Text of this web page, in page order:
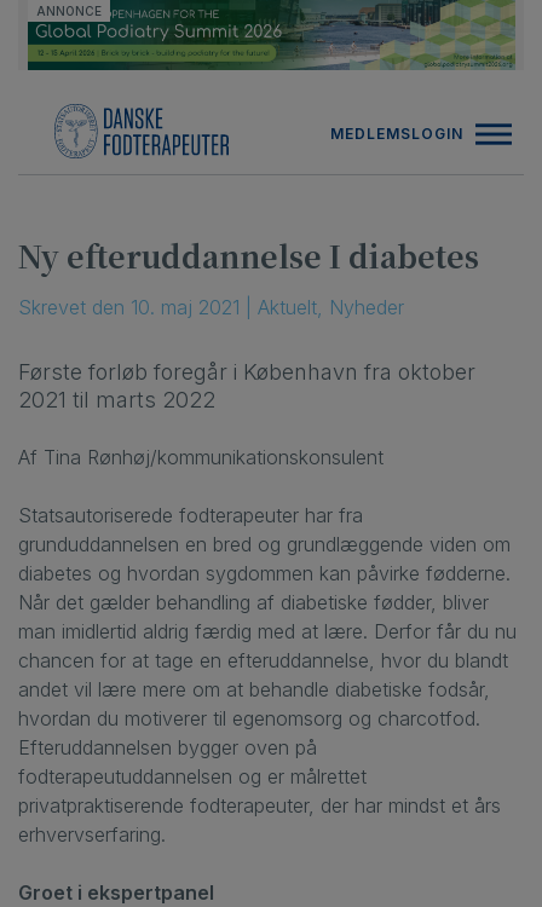
Hop
til
indholdet
ANNONCE
MEDLEMSLOGIN
Ny efteruddannelse I diabetes
Skrevet den 10. maj 2021 Aktuelt, Nyheder
Første forløb foregår i København fra oktober
2021 til marts 2022
Af Tina Rønhøj/kommunikationskonsulent
Statsautoriserede fodterapeuter har fra
grunduddannelsen en bred og grundlæggende viden om
diabetes og hvordan sygdommen kan påvirke fødderne.
Når det gælder behandling af diabetiske fødder, bliver
man imidlertid aldrig færdig med at lære. Derfor får du nu
chancen for at tage en efteruddannelse, hvor du blandt
andet vil lære mere om at behandle diabetiske fodsår,
hvordan du motiverer til egenomsorg og charcotfod.
Efteruddannelsen bygger oven på
fodterapeutuddannelsen og er målrettet
privatpraktiserende fodterapeuter, der har mindst et års
erhvervserfaring.
Groet i ekspertpanel